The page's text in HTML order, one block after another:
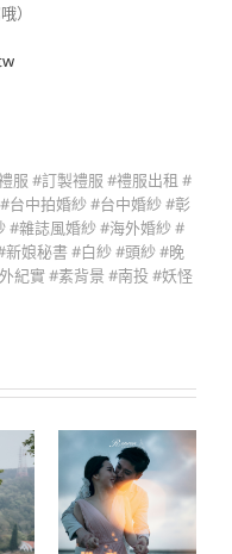
）
服 #訂製禮服 #禮服出租 #
台中拍婚紗 #台中婚紗 #彰
#雜誌風婚紗 #海外婚紗 #
娘秘書 #白紗 #頭紗 #晚
紀實 #素背景 #南投 #妖怪